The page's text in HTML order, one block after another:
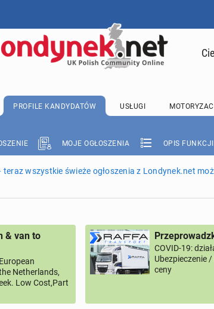
PROFILE KANDYDATÓW USŁUGI
MOJE OGŁOSZENIA OPIS FUNKCJI
teraz wszystkie świeże ogłoszenia z Londynek.net
& van to
Netherlands,
Low Cost,Part
COVID-19:
Ubezpieczenie
ceny